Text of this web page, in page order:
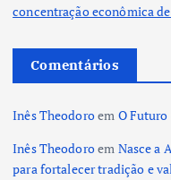
concentração econômica
Comentários
Inês Theodoroem O Futuro
Inês Theodoroem Nasce a
para fortalecer tradição e